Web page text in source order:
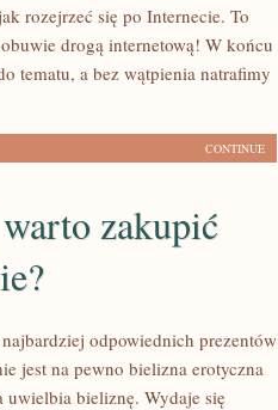
rozejrzeć się po Internecie. To
drogą internetową! W końcu
tematu, a bez wątpienia natrafimy
CONTINUE
zakupić
odpowiednich prezentów
jest na pewno bielizna erotyczna
uwielbia bieliznę. Wydaje się